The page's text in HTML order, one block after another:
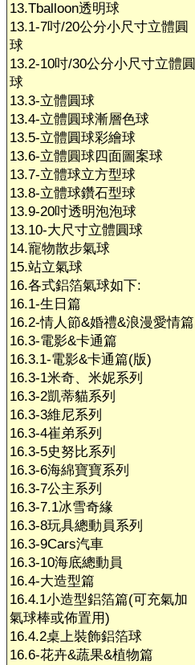
13.Tballoon透明球
13.1-7吋/20公分小尺寸立體圓
球
13.2-10吋/30公分小尺寸立體圓
球
13.3-立體圓球
13.4-立體圓球漸層色球
13.5-立體圓球彩繪球
13.6-立體圓球四面圖案球
13.7-立體球立方型球
13.8-立體球鑽石型球
13.9-20吋透明泡泡球
13.10-大尺寸立體圓球
14.寵物散步氣球
15.站立氣球
16.各式鋁箔氣球如下:
16.1-生日篇
16.2-情人節&婚禮&浪漫愛情篇
16.3-電影&卡通篇
16.3.1-電影&卡通篇(版)
16.3-1米奇、米妮系列
16.3-2凱蒂貓系列
16.3-3維尼系列
16.3-4崔弟系列
16.3-5史努比系列
16.3-6海綿寶寶系列
16.3-7公主系列
16.3-7.1冰雪奇緣
16.3-8玩具總動員系列
16.3-9Cars汽車
16.3-10海底總動員
16.4-大造型篇
16.4.1小造型鋁箔篇(可充氣加
氣球棒或佈置用)
16.4.2桌上裝飾鋁箔球
16.6-花卉&蔬果&植物篇